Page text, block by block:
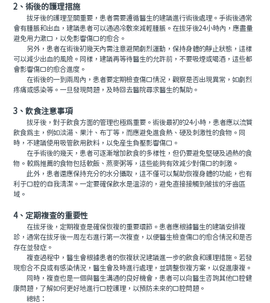
2、術後的護理措施
拔牙後的護理至關重要，患者需要遵循醫生的建議進行術後處理。手術後通常
會有腫脹和出血，建議患者可以通過冷敷來減輕腫脹。在拔牙後24小時內，應盡量
避免用力漱口，以免影響傷口的愈合。
另外，患者在術後初幾天內需注意避開劇烈運動，保持身體的靜止狀態，這樣
可以減少出血的風險。同樣，建議再等待醫生的允許前，不要吸煙或喝酒，這些都
會影響傷口的愈合進度。
在術後的一到兩周內，患者要定期檢查傷口情況，觀察是否出現異常，如劇烈
疼痛或感染等。一旦發現問題，及時回去醫院尋求醫生的幫助。
3、飲食注意事項
拔牙後，對于飲食方面的管理也極爲重要。術後最初的24小時，患者應以流質
飲食爲主，例如淡湯、果汁、布丁等，而應避免進食熱、硬及刺激性的食物。同
時，不建議使用吸管飲用飲料，以免産生負壓影響傷口。
在手術後的幾天，患者可逐漸增加飲食的多樣性，但仍要避免堅硬及過熱的食
物。較爲推薦的食物包括軟飯、燕麥粥等，這些能夠有效減少對傷口的刺激。
此外，患者還應保持充分的水分攝取，這不僅可以幫助恢複身體的功能，也有
利于口腔的自我清潔。一定要確保飲水是溫涼的，避免直接接觸到被拔的牙齒區
域。
4、定期複查的重要性
在拔牙後，定期複查是確保恢複的重要環節。患者應根據醫生的建議安排複
診，通常在拔牙後一周左右進行第一次複查，以便醫生檢查傷口的愈合情況和是否
存在並發症。
複查過程中，醫生會根據患者的恢複狀況建議進一步的飲食和護理措施。若發
現愈合不良或有感染情況，醫生會及時進行處理，並調整恢複方案，以促進康複。
同時，複查也是一個與醫生溝通的良好機會，患者可以向醫生咨詢其他口腔健
康問題，了解如何更好地進行口腔護理，以預防未來的口腔問題。
總結：